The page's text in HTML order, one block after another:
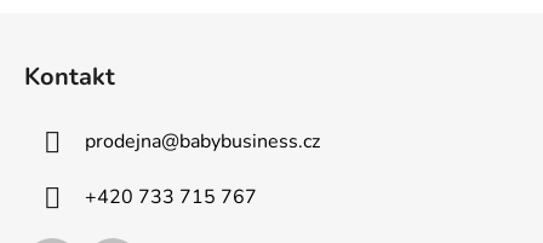
Kontakt
prodejna@babybusiness.cz
+420 733 715 767